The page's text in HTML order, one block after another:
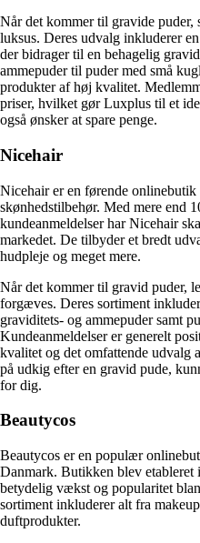
Når det kommer til gravide
luksus. Deres udvalg inkluderer
der bidrager til en behagelig
ammepuder til puder med små
produkter af høj kvalitet.
priser, hvilket gør Luxplus til et
også ønsker at spare penge.
Nicehair
Nicehair er en førende
skønhedstilbehør. Med mere end
kundeanmeldelser har Nicehair
markedet. De tilbyder et bredt
hudpleje og meget mere.
Når det kommer til gravid puder,
forgæves. Deres sortiment
graviditets- og ammepuder samt
Kundeanmeldelser er generelt
kvalitet og det omfattende udvalg
på udkig efter en gravid pude,
for dig.
Beautycos
Beautycos er en populær
Danmark. Butikken blev etableret
betydelig vækst og popularitet
sortiment inkluderer alt fra
duftprodukter.